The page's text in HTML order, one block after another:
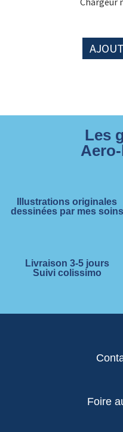
Les
Illustrations originales
dessinées par mes soins
Livraison 3-5 jours
Suivi colissimo
Foire